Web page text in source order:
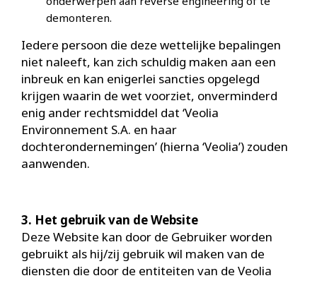
demonteren.
Iedere persoon die deze wettelijke bepalingen
niet naleeft, kan zich schuldig maken aan een
inbreuk en kan enigerlei sancties opgelegd
krijgen waarin de wet voorziet, onverminderd
enig ander rechtsmiddel dat ‘Veolia
Environnement S.A. en haar
dochterondernemingen’ (hierna ‘Veolia’) zouden
aanwenden.
3. Het gebruik van de Website
Deze Website kan door de Gebruiker worden
gebruikt als hij/zij gebruik wil maken van de
diensten die door de entiteiten van de Veolia